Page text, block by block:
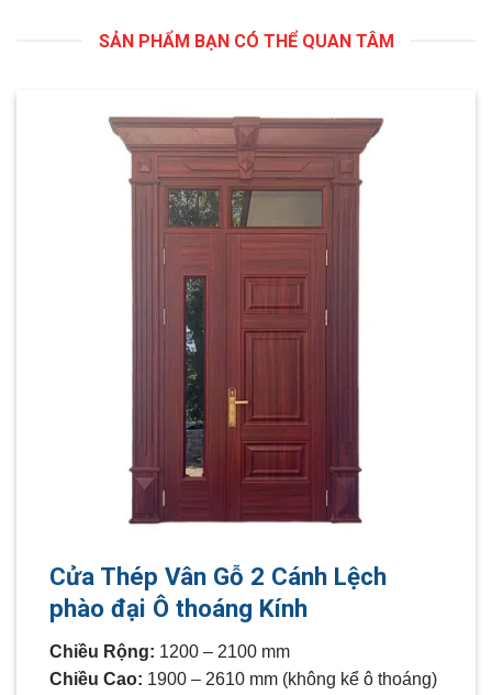
SẢN PHẨM BẠN CÓ THỂ QUAN TÂM
Cửa Thép Vân Gỗ 2 Cánh Lệch
phào đại Ô thoáng Kính
Chiều Rộng: 1200 – 2100 mm
Chiều Cao: 1900 – 2610 mm (không kể ô thoáng)